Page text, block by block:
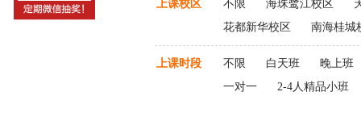
上课校区 不限 海珠鹭江校区
花都新华校区
南海桂城
上课时段 不限 白天班 晚上班
一对一
2-4人精品小班